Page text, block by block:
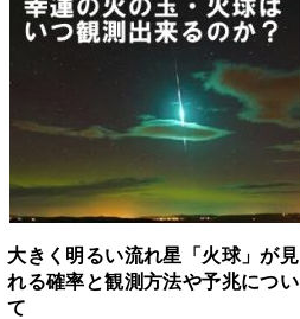
大きく明るい流れ星「火球」が見
れる確率と観測方法や予兆につい
て